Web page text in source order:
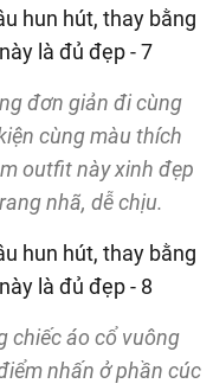
đơn giản đi cùng
cùng màu thích
outfit này xinh đẹp
nhã, dễ chịu.
chiếc áo cổ vuông
nhấn ở phần cúc